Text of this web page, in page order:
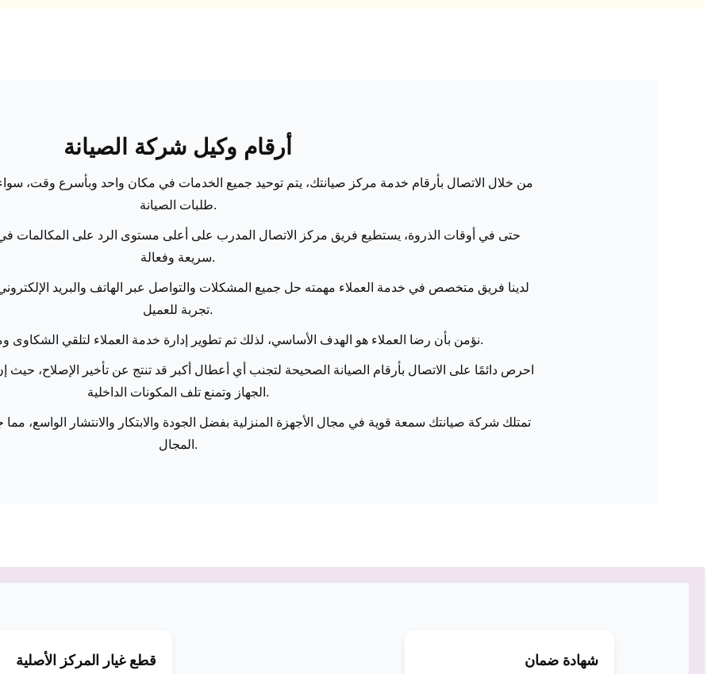
أرقام وكيل شركة الصيانة
من خلال الاتصال بأرقام خدمة مركز صيانتك، يتم توحيد جميع الخدمات في مكان واحد وبأسرع وقت،
طلبات الصيانة.
سريعة وفعالة.
لدينا فريق متخصص في خدمة العملاء مهمته حل جميع المشكلات والتواصل عبر الهاتف والبريد
تجربة للعميل.
نؤمن بأن رضا العملاء هو الهدف الأساسي، لذلك تم تطوير إدارة خدمة العملاء لتلقي الشكاوى ومتابعتها حتى حلها بالكامل.
احرص دائمًا على الاتصال بأرقام الصيانة الصحيحة لتجنب أي أعطال أكبر قد تنتج عن تأخير الإصلاح،
الجهاز وتمنع تلف المكونات الداخلية.
تمتلك شركة صيانتك سمعة قوية في مجال الأجهزة المنزلية بفضل الجودة والابتكار والانتشار الواسع،
المجال.
قطع غيار المركز الأصلية شهادة ضمان